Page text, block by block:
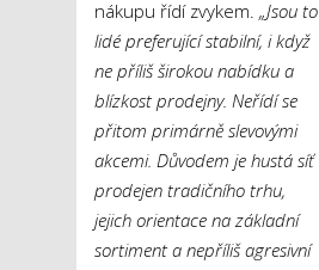
nákupu řídí zvykem. „Jsou to
lidé preferující stabilní, i když
ne příliš širokou nabídku a
blízkost prodejny. Neřídí se
přitom primárně slevovými
akcemi. Důvodem je hustá síť
prodejen tradičního trhu,
jejich orientace na základní
sortiment a nepříliš agresivní